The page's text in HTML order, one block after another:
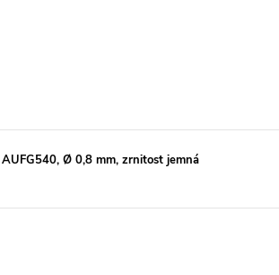
Ø 0,8 mm, zrnitost jemná